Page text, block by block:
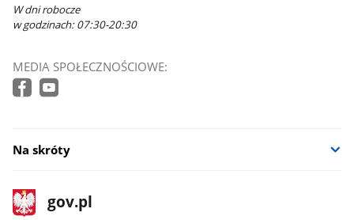
W dni robocze
w godzinach: 07:30-20:30
MEDIA SPOŁECZNOŚCIOWE:
Na skróty
stopka
gov.pl
Strona
gov.pl